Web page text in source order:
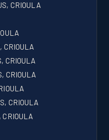
CRIOULA
CRIOULA
CRIOULA
CRIOULA
CRIOULA
CRIOULA